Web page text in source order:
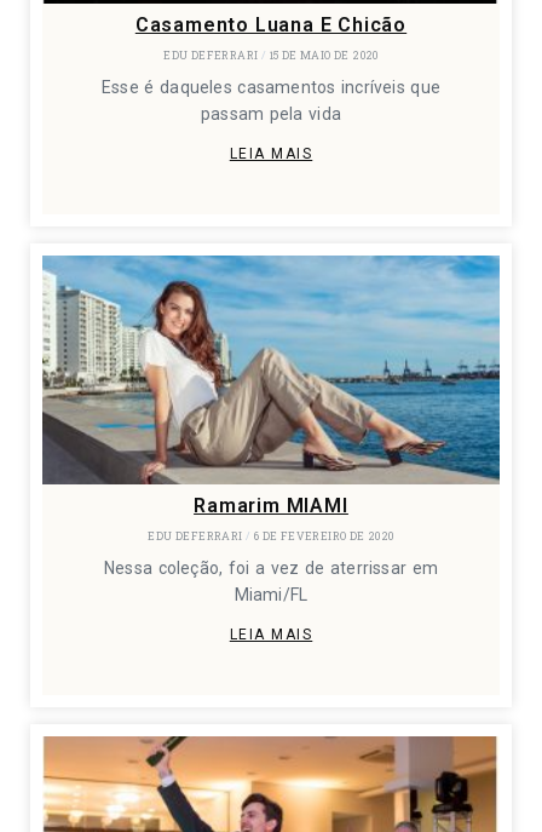
Casamento Luana E Chicão
EDU DEFERRARI 15 DE MAIO DE 2020
Esse é daqueles casamentos incríveis que
passam pela vida
LEIA MAIS
Ramarim MIAMI
EDU DEFERRARI 6 DE FEVEREIRO DE 2020
Nessa coleção, foi a vez de aterrissar em
Miami/FL
LEIA MAIS